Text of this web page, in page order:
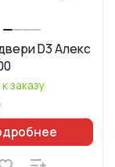
D3 Алекс
заказу